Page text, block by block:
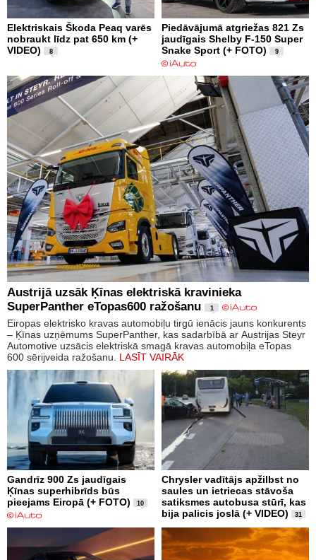
Elektriskais Škoda Peaq varēs
nobraukt līdz pat 650 km (+
VIDEO)
8
Piedāvājumā atgriežas 821 Zs
jaudīgais Shelby F-150 Super
Snake Sport (+ FOTO)
9
Austrijā uzsāk Ķīnas elektriskā kravinieka
SuperPanther eTopas600 ražošanu
1
Eiropas elektrisko kravas automobiļu tirgū ienācis jauns konkurents
– Ķīnas uzņēmums SuperPanther, kas sadarbībā ar Austrijas Steyr
Automotive uzsācis elektriskā smagā kravas automobiļa eTopas
600 sērijveida ražošanu. LASĪT VAIRĀK
Gandrīz 900 Zs jaudīgais
Ķīnas superhibrīds būs
pieejams Eiropā (+ FOTO)
10
Chrysler vadītājs apžilbst no
saules un ietriecas stāvoša
satiksmes autobusa stūrī, kas
bija palicis joslā (+ VIDEO)
31